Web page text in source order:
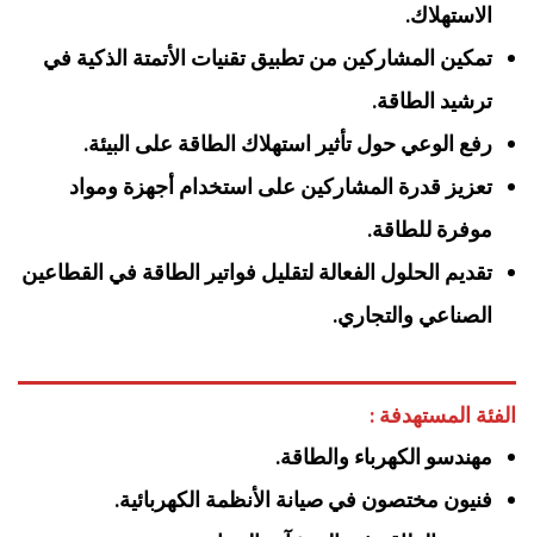
الاستهلاك.
تمكين المشاركين من تطبيق تقنيات الأتمتة الذكية في
ترشيد الطاقة.
رفع الوعي حول تأثير استهلاك الطاقة على البيئة.
تعزيز قدرة المشاركين على استخدام أجهزة ومواد
موفرة للطاقة.
تقديم الحلول الفعالة لتقليل فواتير الطاقة في القطاعين
الصناعي والتجاري.
الفئة المستهدفة :
مهندسو الكهرباء والطاقة.
فنيون مختصون في صيانة الأنظمة الكهربائية.